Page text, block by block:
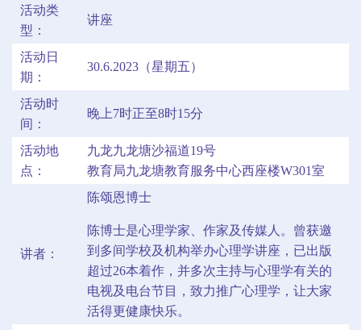
活动类
型：
讲座
活动日
期：
30.6.2023（星期五）
活动时
间：
晚上7时正至8时15分
活动地
点：
九龙九龙塘沙福道19号
教育局九龙塘教育服务中心西座楼W301室
讲者：
陈颂恩博士
陈博士是心理学家、作家及传媒人。曾获邀
到多间学校及机构举办心理学讲座，已出版
超过26本着作，并多次主持与心理学有关的
电视及电台节目，致力推广心理学，让大家
活得更健康快乐。